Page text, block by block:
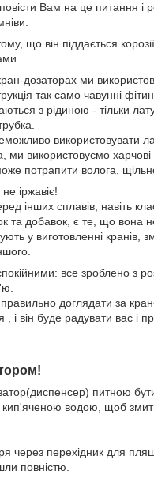
Вам на це питання і
що він піддається
дозаторах ми
так само чавунні
з рідиною - тільки
використовувати
ми використовуємо
потрапити волога,
іржавіє!
інших сплавів, навіть
та добавок, є те, що вона
у виготовленні кранів,
все зроблено з
доглядати за
, і він буде радувати вас і
питною
водою, щоб
через перехідник для
повністю.